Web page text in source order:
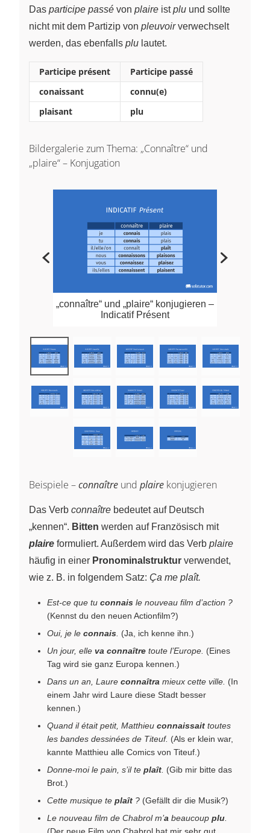
Das participe passé von plaire istplu und sollte
nicht mit dem Partizip von pleuvoirverwechselt
werden, das ebenfalls plu lautet.
Participe présent
Participe passé
conaissant
connu(e)
plaisant
plu
Bildergalerie zum Thema: „Connaître“ und
„plaire“ – Konjugation
„connaître“ und „plaire“ konjugieren –
Indicatif Présent
Beispiele –connaître und plaire konjugieren
Das Verb connaître bedeutet auf Deutsch
„kennen“. Bitten werden auf Französisch mit
plaire formuliert. Außerdem wird das Verb plaire
häufig in einer Pronominalstruktur verwendet,
wie z. B. in folgendem Satz: Ça me plaît.
Est-ce que tu connais le nouveau film d’action ?
(Kennst du den neuen Actionfilm?)
Oui, je le connais. (Ja, ich kenne ihn.)
Un jour, elle va connaître toute l’Europe. (Eines
Tag wird sie ganz Europa kennen.)
Dans un an, Laure connaîtra mieux cette ville. (In
einem Jahr wird Laure diese Stadt besser
kennen.)
Quand il était petit, Matthieu connaissait toutes
les bandes dessinées de Titeuf. (Als er klein war,
kannte Matthieu alle Comics von Titeuf.)
Donne-moi le pain, s’il te plaît. (Gib mir bitte das
Brot.)
Cette musique te plaît ? (Gefällt dir die Musik?)
Le nouveau film de Chabrol m’a beaucoup plu.